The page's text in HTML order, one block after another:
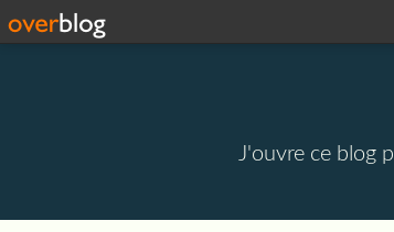
J'ouvre ce blog